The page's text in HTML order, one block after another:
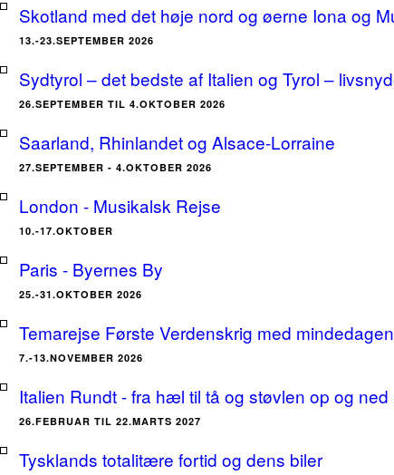
Skotland med det høje nord og øerne Iona og
13.-23.SEPTEMBER 2026
Sydtyrol – det bedste af Italien og Tyrol –
26.SEPTEMBER TIL 4.OKTOBER 2026
Saarland, Rhinlandet og Alsace-Lorraine
27.SEPTEMBER - 4.OKTOBER 2026
London - Musikalsk Rejse
10.-17.OKTOBER
Paris - Byernes By
25.-31.OKTOBER 2026
Temarejse Første Verdenskrig med
7.-13.NOVEMBER 2026
Italien Rundt - fra hæl til tå og støvlen op og
26.FEBRUAR TIL 22.MARTS 2027
Tysklands totalitære fortid og dens biler